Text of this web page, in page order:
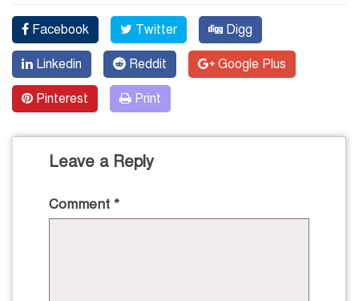
Facebook Twitter Digg
Linkedin Reddit Google Plus
Pinterest Print
Leave a Reply
Comment *